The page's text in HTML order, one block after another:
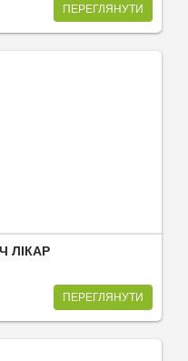
ПЕРЕГЛЯНУТИ
ЛІКАР
ПЕРЕГЛЯНУТИ